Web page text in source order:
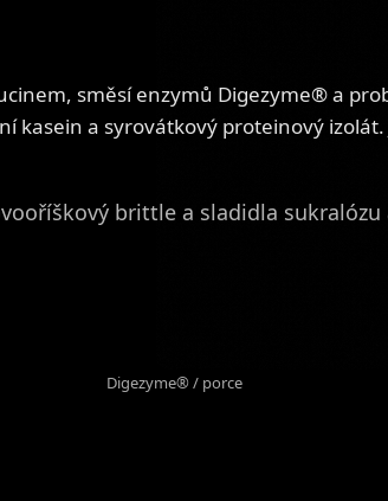
směsí enzymů Digezyme® a
a syrovátkový proteinový izolát.
brittle a sladidla sukralózu
Digezyme® / porce